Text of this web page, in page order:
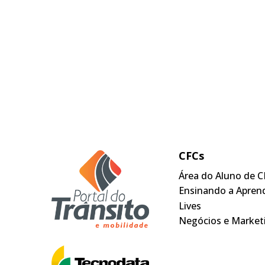
CFCs
Área do Aluno de
Ensinando a
Lives
Negócios e